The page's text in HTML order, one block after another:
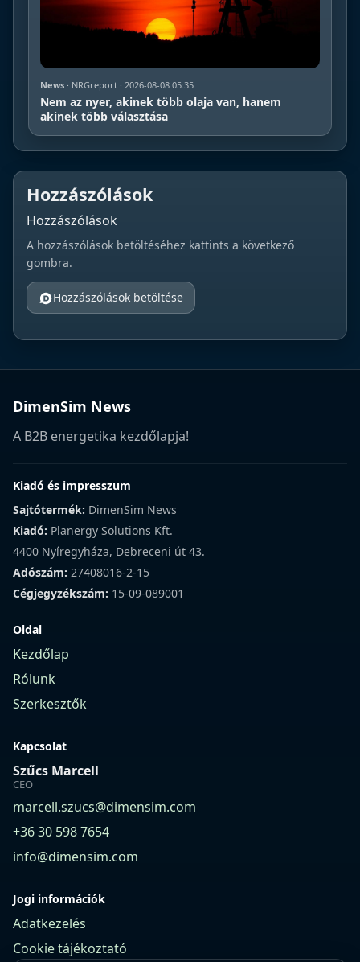
News · NRGreport · 2026-08-08 05:35
Nem az nyer, akinek több olaja van, hanem
akinek több választása
Hozzászólások
Hozzászólások
A hozzászólások betöltéséhez kattints a következő
gombra.
Hozzászólások betöltése
DimenSim News
A B2B energetika kezdőlapja!
Kiadó és impresszum
Sajtótermék: DimenSim News
Kiadó: Planergy Solutions Kft.
4400 Nyíregyháza, Debreceni út 43.
Adószám: 27408016-2-15
Cégjegyzékszám: 15-09-089001
Oldal
Kezdőlap
Rólunk
Szerkesztők
Kapcsolat
Szűcs Marcell
CEO
marcell.szucs@dimensim.com
+36 30 598 7654
info@dimensim.com
Jogi információk
Adatkezelés
Cookie tájékoztató